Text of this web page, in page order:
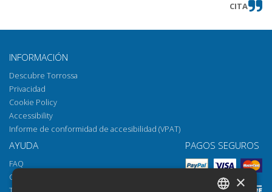
CITA
INFORMACIÓN
Descubre Torrossa
Privacidad
Cookie Policy
Accessibility
Informe de conformidad de accesibilidad (VPAT)
AYUDA
FAQ
Cómo abrir los archivos
PAGOS SEGUROS
×